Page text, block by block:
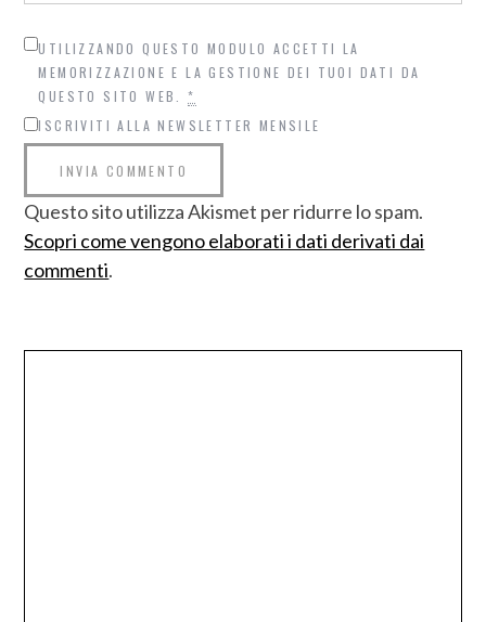
UTILIZZANDO QUESTO MODULO ACCETTI LA
MEMORIZZAZIONE E LA GESTIONE DEI TUOI DATI DA
QUESTO SITO WEB.*
ISCRIVITI ALLA NEWSLETTER MENSILE
Questo sito utilizza Akismet per ridurre lo spam.
Scopri come vengono elaborati i dati derivati dai
commenti.